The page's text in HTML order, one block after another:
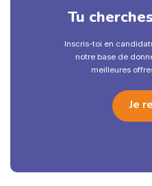
Tu
Inscris-toi en
notre base de
meilleures
Je